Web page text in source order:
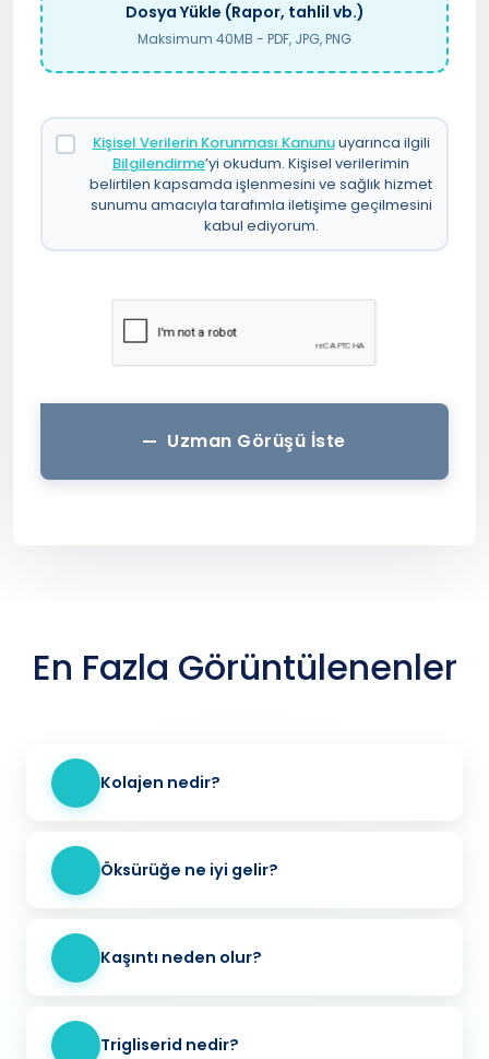
Dosya Yükle (Rapor, tahlil vb.)
Maksimum 40MB - PDF, JPG, PNG
Kişisel Verilerin Korunması Kanunuuyarınca ilgili
Bilgilendirme’yi okudum. Kişisel verilerimin
belirtilen kapsamda işlenmesini ve sağlık hizmet
sunumu amacıyla tarafımla iletişime geçilmesini
kabul ediyorum.
Uzman Görüşü İste
En Fazla Görüntülenenler
Kolajen nedir?
Öksürüğe ne iyi gelir?
Kaşıntı neden olur?
Trigliserid nedir?